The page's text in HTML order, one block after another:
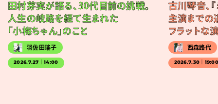
田村芽実が語る、30代目前の挑戦。
人生の岐路を経て生まれた
「小梅ちゃん」のこと
羽佐田瑤子
2026.7.27｜14:00
古川琴音、
主演までの
フラットな
西森路代
2026.7.30｜